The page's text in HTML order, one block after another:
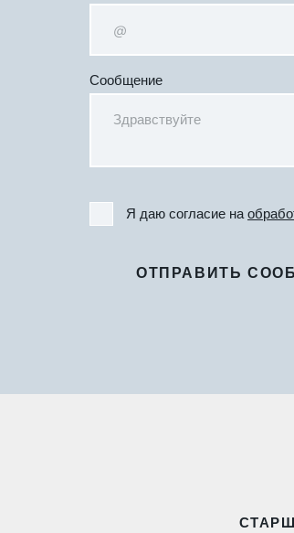
Сообщение
Я даю согласие на
ОТПРАВИТЬ